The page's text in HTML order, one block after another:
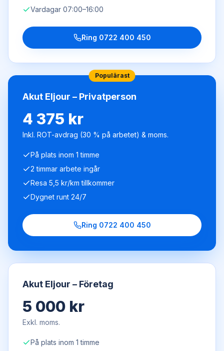
Vardagar 07:00–16:00
Ring 0722 400 450
Populärast
Akut Eljour – Privatperson
4 375 kr
Inkl. ROT-avdrag (30 % på arbetet) & moms.
På plats inom 1 timme
2 timmar arbete ingår
Resa 5,5 kr/km tillkommer
Dygnet runt 24/7
Ring 0722 400 450
Akut Eljour – Företag
5 000 kr
Exkl. moms.
På plats inom 1 timme